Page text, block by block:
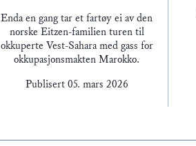
Enda en gang tar et fartøy ei av den
norske Eitzen-familien turen til
okkuperte Vest-Sahara med gass for
okkupasjonsmakten Marokko.
Publisert 05. mars 2026